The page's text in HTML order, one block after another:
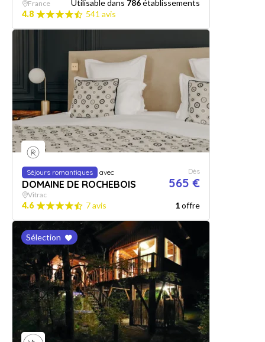
France Utilisable dans 786établissements
4.8
541 avis
Séjours romantiques avec
DOMAINE DE ROCHEBOIS
Dès
565 €
Vitrac
4.6 7 avis 1offre
Sélection